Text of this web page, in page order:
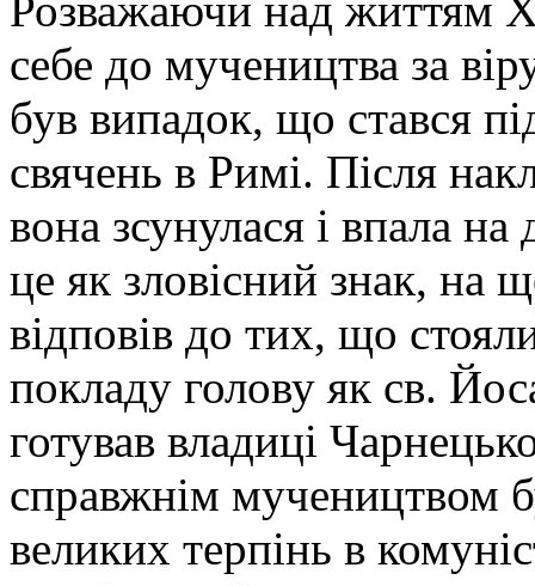
себе до мучеництва за
був випадок, що стався
свячень в Римі. Після
вона зсунулася і впала
це як зловісний знак, на
відповів до тих, що
покладу голову як св.
готував владиці
справжнім мучеництвом
великих терпінь в